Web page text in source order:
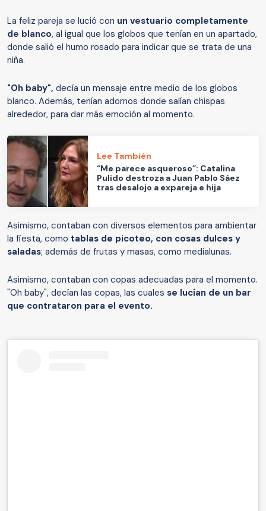
La feliz pareja se lució con un vestuario completamente
de blanco, al igual que los globos que tenían en un apartado,
donde salió el humo rosado para indicar que se trata de una
niña.
"Oh baby", decía un mensaje entre medio de los globos
blanco. Además, tenían adornos donde salían chispas
alrededor, para dar más emoción al momento.
Lee También
“Me parece asqueroso”: Catalina
Pulido destroza a Juan Pablo Sáez
tras desalojo a expareja e hija
Asimismo, contaban con diversos elementos para ambientar
la fiesta, como tablas de picoteo, con cosas dulces y
saladas; además de frutas y masas, como medialunas.
Asimismo, contaban con copas adecuadas para el momento.
"Oh baby", decían las copas, las cuales se lucían de un bar
que contrataron para el evento.